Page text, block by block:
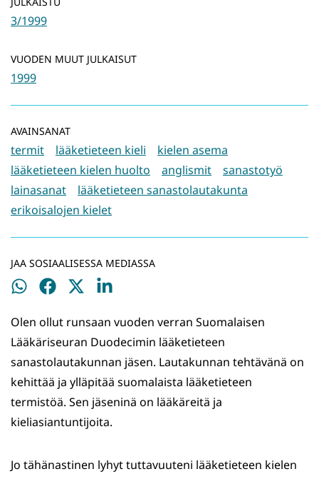
3/1999
VUODEN MUUT JULKAISUT
1999
AVAINSANAT
termit lääketieteen kieli
kielen asema
lääketieteen kielen huolto
anglismit
sanastotyö
lainasanat
lääketieteen sanastolautakunta
erikoisalojen kielet
JAA SOSIAALISESSA MEDIASSA
Jaa
Jaa
Jaa
Jaa
Olen ollut runsaan vuoden verran Suomalaisen
Lääkäriseuran Duodecimin lääketieteen
sanastolautakunnan jäsen. Lautakunnan tehtävänä on
kehittää ja ylläpitää suomalaista lääketieteen
termistöä. Sen jäseninä on lääkäreitä ja
kieliasiantuntijoita.
Jo tähänastinen lyhyt tuttavuuteni lääketieteen kielen